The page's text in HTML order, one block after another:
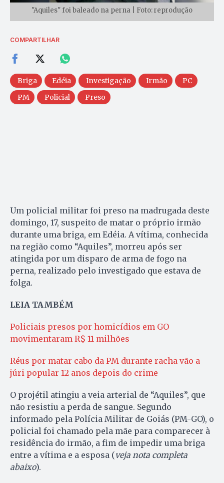
"Aquiles" foi baleado na perna | Foto: reprodução
COMPARTILHAR
Briga Edéia Investigação Irmão
PC
PM
Policial Preso
Um policial militar foi preso na madrugada deste
domingo, 17, suspeito de matar o próprio irmão
durante uma briga, em Edéia. A vítima, conhecida
na região como “Aquiles”, morreu após ser
atingida por um disparo de arma de fogo na
perna, realizado pelo investigado que estava de
folga.
LEIA TAMBÉM
Policiais presos por homicídios em GO
movimentaram R$ 11 milhões
Réus por matar cabo da PM durante racha vão a
júri popular 12 anos depois do crime
O projétil atingiu a veia arterial de “Aquiles”, que
não resistiu a perda de sangue. Segundo
informado pela Polícia Militar de Goiás (PM-GO), o
policial foi chamado pela mãe para comparecer à
residência do irmão, a fim de impedir uma briga
entre a vítima e a esposa (veja nota completa
abaixo).